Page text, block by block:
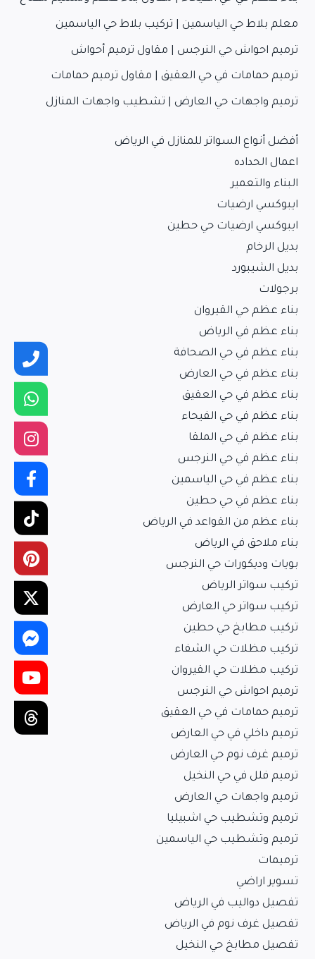
معلم بلاط حي الياسمين | تركيب بلاط حي الياسمين
ترميم احواش حي النرجس | مقاول ترميم أحواش
ترميم حمامات في حي العقيق | مقاول ترميم حمامات
ترميم واجهات حي العارض | تشطيب واجهات المنازل
أفضل أنواع السواتر للمنازل في الرياض
اعمال الحداده
البناء والتعمير
ايبوكسي ارضيات
ايبوكسي ارضيات حي حطين
بديل الرخام
بديل الشيبورد
برجولات
بناء عظم حي القيروان
بناء عظم في الرياض
بناء عظم في حي الصحافة
بناء عظم في حي العارض
بناء عظم في حي العقيق
بناء عظم في حي الفيحاء
بناء عظم في حي الملقا
بناء عظم في حي النرجس
بناء عظم في حي الياسمين
بناء عظم في حي حطين
بناء عظم من القواعد في الرياض
بناء ملاحق في الرياض
بويات وديكورات حي النرجس
تركيب سواتر الرياض
تركيب سواتر حي العارض
تركيب مطابخ حي حطين
تركيب مظلات حي الشفاء
تركيب مظلات حي القيروان
ترميم احواش حي النرجس
ترميم حمامات في حي العقيق
ترميم داخلي في حي العارض
ترميم غرف نوم حي العارض
ترميم فلل في حي النخيل
ترميم واجهات حي العارض
ترميم وتشطيب حي اشبيليا
ترميم وتشطيب حي الياسمين
ترميمات
تسوير اراضي
تفصيل دواليب في الرياض
تفصيل غرف نوم في الرياض
تفصيل مطابخ حي النخيل